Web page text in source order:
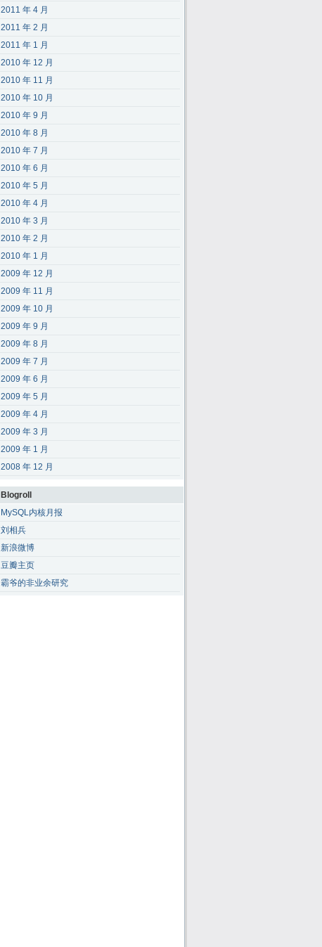
2011 年 4 月
2011 年 2 月
2011 年 1 月
2010 年 12 月
2010 年 11 月
2010 年 10 月
2010 年 9 月
2010 年 8 月
2010 年 7 月
2010 年 6 月
2010 年 5 月
2010 年 4 月
2010 年 3 月
2010 年 2 月
2010 年 1 月
2009 年 12 月
2009 年 11 月
2009 年 10 月
2009 年 9 月
2009 年 8 月
2009 年 7 月
2009 年 6 月
2009 年 5 月
2009 年 4 月
2009 年 3 月
2009 年 1 月
2008 年 12 月
Blogroll
MySQL内核月报
刘相兵
新浪微博
豆瓣主页
霸爷的非业余研究